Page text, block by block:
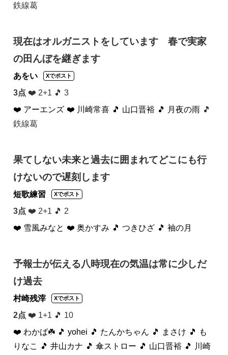
鉄線葛
現在はオルガニストをしています 春で実家
の田んぼを継ぎます
あをい Xでポスト
3点 ❤️ 2+1 🎵 3
❤️ アーエンズ ❤️ 川崎常喜 🎵 山口晋裕 🎵 月夜の雨 🎵
鉄線葛
果てしない未来と過去に囲まれてどこにも行
けないので遅刻します
短歌練習 Xでポスト
3点 ❤️ 2+1 🎵 2
❤️ 雪風みなと ❤️ 奥かすみ 🎵 つきひざ 🎵 袖の月
予報士が伝える八時現在の気温は常に少しだ
け過去
村崎残滓 Xでポスト
2点 ❤️ 1+1 🎵 10
❤️ わかば☘️ 🎵 yohei 🎵 たんかちゃん 🎵 まさけ 🎵 も
りなこ
🎵 井山カナ 🎵 傘ストロー 🎵 山口晋裕 🎵 川崎